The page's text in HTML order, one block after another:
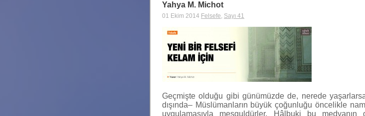
Yahya M. Michot
01 Ekim 2014 Felsefe, Sayı 41
Geçmişte olduğu gibi günümüzde de, nerede
dışında– Müslümanların büyük çoğunluğu öncelikle
uygulamasıyla meşguldürler. Hâlbuki bu medyanın